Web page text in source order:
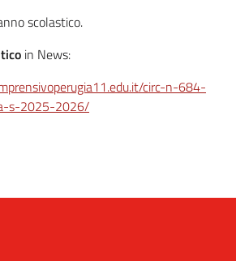
scolastico.
in News:
circ-n-684-
s-2025-2026/